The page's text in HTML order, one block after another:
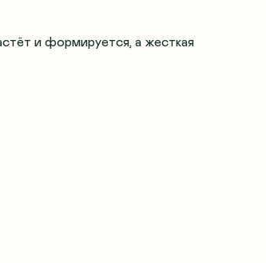
и формируется, а жесткая